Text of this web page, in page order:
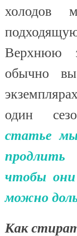
літа погода ніби
до сюрпризів.
після обіду
холодов
Верхнюю
обычно
один
статье
чтобы
можно
Как